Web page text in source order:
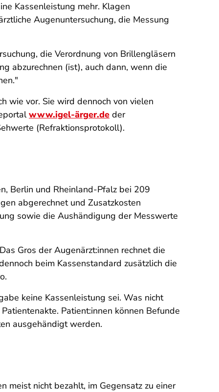
Kassenleistung mehr. Klagen
Augenuntersuchung, die Messung
die Verordnung von Brillengläsern
abzurechnen (ist), auch dann, wenn die
wie vor. Sie wird dennoch von vielen
www.igel-ärger.de der
(Refraktionsprotokoll).
Berlin und Rheinland-Pfalz bei 209
abgerechnet und Zusatzkosten
sowie die Aushändigung der Messwerte
Gros der Augenärzt:innen rechnet die
beim Kassenstandard zusätzlich die
keine Kassenleistung sei. Was nicht
Patient:innen können Befunde
ausgehändigt werden.
meist nicht bezahlt, im Gegensatz zu einer